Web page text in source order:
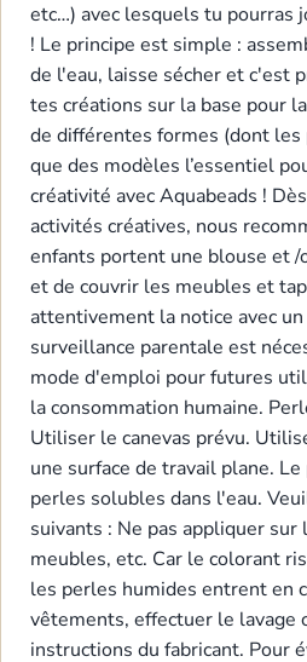
etc…) avec lesquels tu pourras
! Le principe est simple :
de l'eau, laisse sécher et c'est
tes créations sur la base pour
de différentes formes (dont
que des modèles l’essentiel
créativité avec Aquabeads !
activités créatives, nous
enfants portent une blouse et
et de couvrir les meubles et
attentivement la notice avec
surveillance parentale est
mode d'emploi pour futures
la consommation humaine.
Utiliser le canevas prévu.
une surface de travail plane.
perles solubles dans l'eau.
suivants : Ne pas appliquer
meubles, etc. Car le colorant
les perles humides entrent en
vêtements, effectuer le lavage
instructions du fabricant. Pour